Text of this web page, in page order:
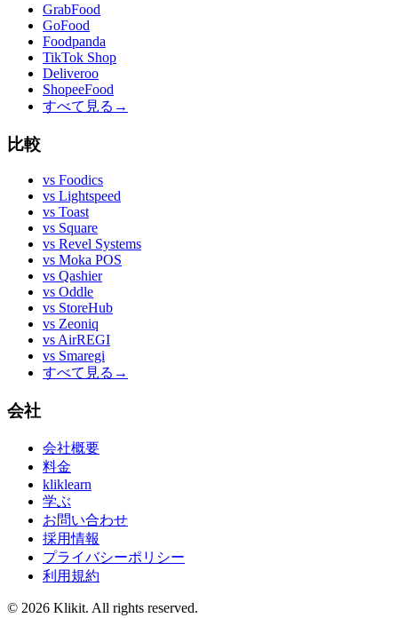
GrabFood
GoFood
Foodpanda
TikTok Shop
Deliveroo
ShopeeFood
すべて見る →
比較
vs Foodics
vs Lightspeed
vs Toast
vs Square
vs Revel Systems
vs Moka POS
vs Qashier
vs Oddle
vs StoreHub
vs Zeoniq
vs AirREGI
vs Smaregi
すべて見る →
会社
会社概要
料金
kliklearn
学ぶ
お問い合わせ
採用情報
プライバシーポリシー
利用規約
© 2026 Klikit. All rights reserved.